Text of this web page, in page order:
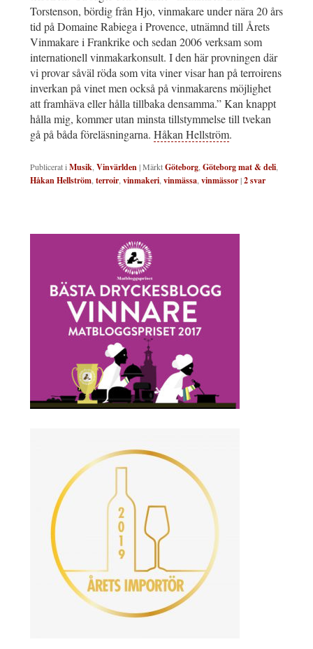
Torstenson, bördig från Hjo, vinmakare under nära 20 års
tid på Domaine Rabiega i Provence, utnämnd till Årets
Vinmakare i Frankrike och sedan 2006 verksam som
internationell vinmakarkonsult. I den här provningen där
vi provar såväl röda som vita viner visar han på terroirens
inverkan på vinet men också på vinmakarens möjlighet
att framhäva eller hålla tillbaka densamma.” Kan knappt
hålla mig, kommer utan minsta tillstymmelse till tvekan
gå på båda föreläsningarna. Håkan Hellström.
Publicerat i Musik Vinvärlden|MärktGöteborg Göteborg mat & deli
Håkan Hellström terroir vinmakeri vinmässa vinmässor|2svar